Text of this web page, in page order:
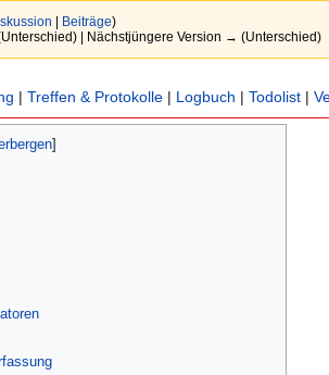
| Beiträge)
| Nächstjüngere Version → (Unterschied)
| Treffen & Protokolle | Logbuch | Todolist |